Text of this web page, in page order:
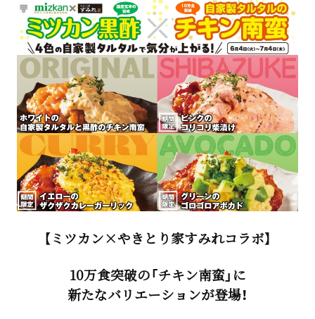
【ミツカン×やきとり家すみれコラボ】
10万食突破の「チキン南蛮」に
新たなバリエーションが登場！